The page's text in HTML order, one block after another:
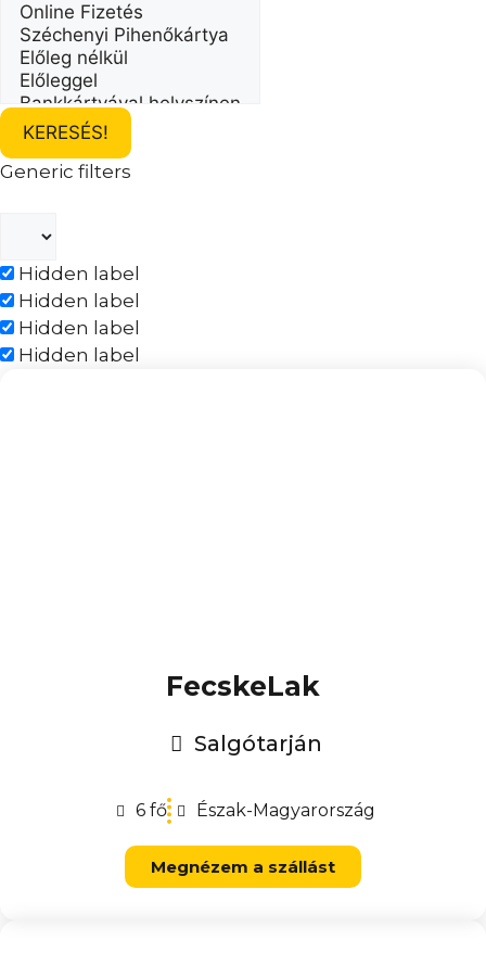
KERESÉS!
Generic filters
Hidden label
Hidden label
Hidden label
Hidden label
FecskeLak
Salgótarján
6 fő Észak-Magyarország
Megnézem a szállást